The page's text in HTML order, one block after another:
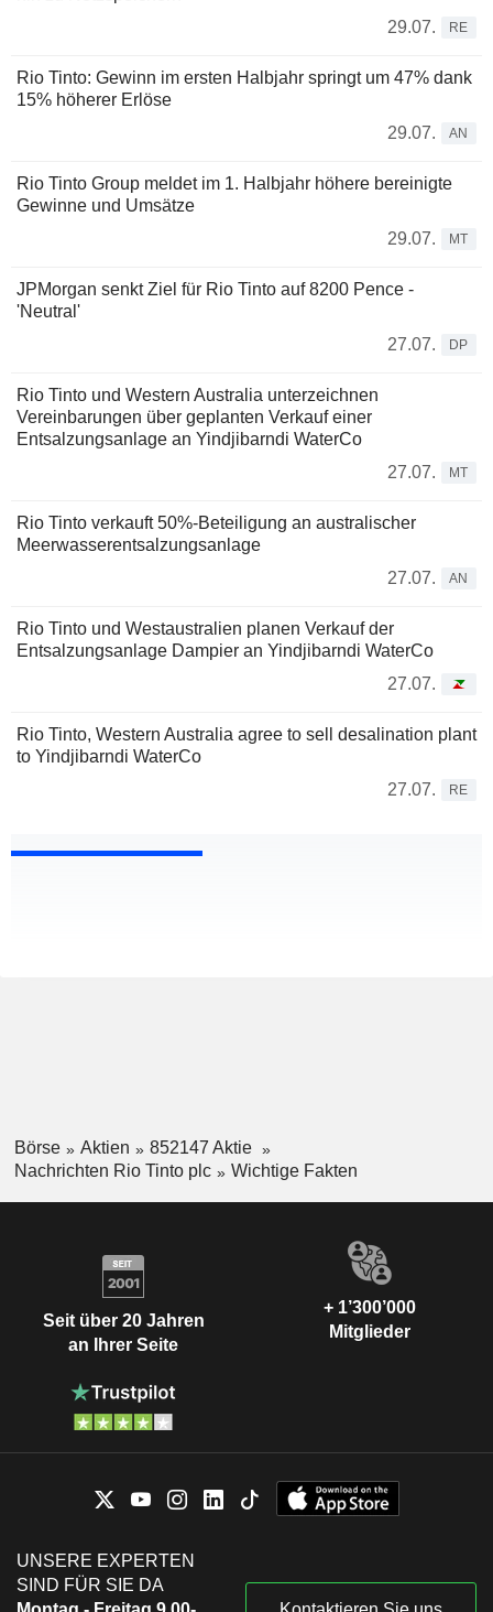
29.07.
RE
Rio Tinto: Gewinn im ersten Halbjahr springt um 47% dank
15% höherer Erlöse
29.07.
AN
Rio Tinto Group meldet im 1. Halbjahr höhere bereinigte
Gewinne und Umsätze
29.07.
MT
JPMorgan senkt Ziel für Rio Tinto auf 8200 Pence -
'Neutral'
27.07.
DP
Rio Tinto und Western Australia unterzeichnen
Vereinbarungen über geplanten Verkauf einer
Entsalzungsanlage an Yindjibarndi WaterCo
27.07.
MT
Rio Tinto verkauft 50%-Beteiligung an australischer
Meerwasserentsalzungsanlage
27.07.
AN
Rio Tinto und Westaustralien planen Verkauf der
Entsalzungsanlage Dampier an Yindjibarndi WaterCo
27.07.
Rio Tinto, Western Australia agree to sell desalination plant
to Yindjibarndi WaterCo
27.07.
RE
Börse Aktien
852147 Aktie
Nachrichten Rio Tinto plc
Wichtige Fakten
Seit über 20 Jahren
an Ihrer Seite
+ 1’300’000
Mitglieder
UNSERE EXPERTEN
SIND FÜR SIE DA